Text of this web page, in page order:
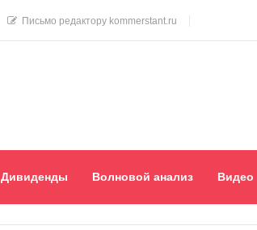
Письмо редактору kommerstant.ru
Дивиденды Волновой анализ Видео